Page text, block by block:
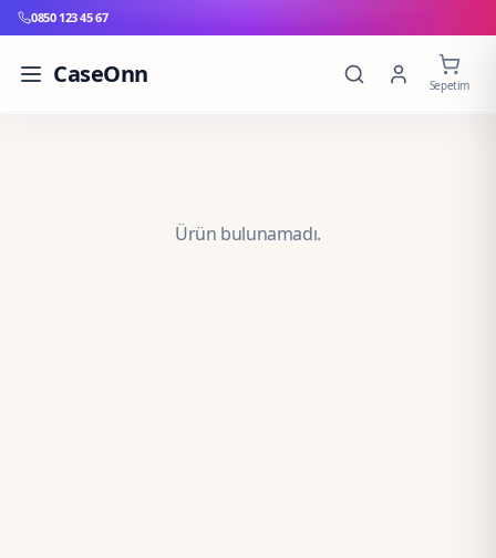
0850 123 45 67
CaseOnn Sepetim
Ürün bulunamadı.